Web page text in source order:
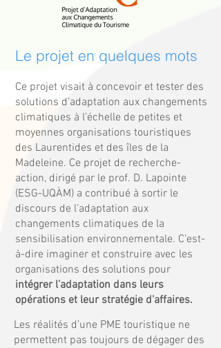
Le projet en quelques mots
Ce projet visait à concevoir et tester des
solutions d’adaptation aux changements
climatiques à l’échelle de petites et
moyennes organisations touristiques
des Laurentides et des îles de la
Madeleine. Ce projet de recherche-
action, dirigé par le prof. D. Lapointe
(ESG-UQÀM) a contribué à sortir le
discours de l’adaptation aux
changements climatiques de la
sensibilisation environnementale. C’est-
à-dire imaginer et construire avec les
organisations des solutions pour
intégrer l’adaptation dans leurs
opérations et leur stratégie d'affaires.
Les réalités d’une PME touristique ne
permettent pas toujours de dégager des